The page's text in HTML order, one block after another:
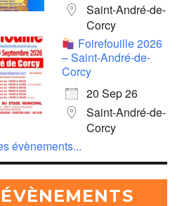
Saint-André-de-
Corcy
Foirefouille 2026
– Saint-André-de-
Corcy
20 Sep 26
Saint-André-de-
Corcy
évènements...
ÉVÈNEMENTS